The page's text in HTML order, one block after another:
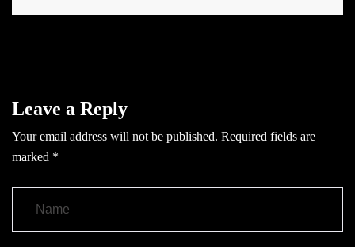
Leave a Reply
Your email address will not be published. Required fields are
marked *